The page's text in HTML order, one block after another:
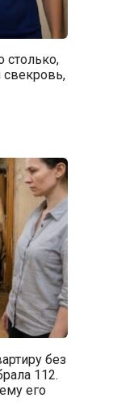
столько,
свекровь,
без
112.
его